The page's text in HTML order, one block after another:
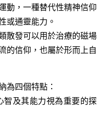
動，一種替代性精神信仰
或通靈能力。
散發可以用於治療的磁場
的信仰，也屬於形而上自
為四個特點：
智及其能力視為重要的探